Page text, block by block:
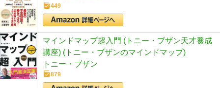
449
マインドマップ超入門 (トニー・ブザン天才養成
講座) (トニー・ブザンのマインドマップ)
トニー・ブザン
879